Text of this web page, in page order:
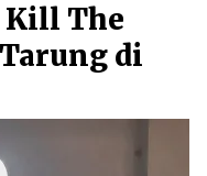
Kill The
di